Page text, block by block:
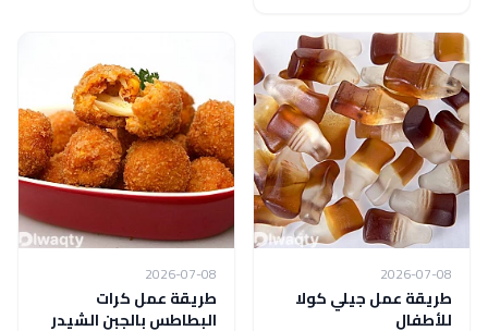
2026-07-08
طريقة عمل جيلي كولا
للأطفال
2026-07-08
طريقة عمل كرات
البطاطس بالجبن الشيدر